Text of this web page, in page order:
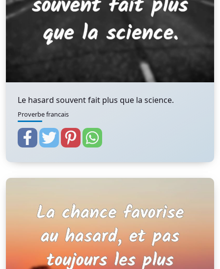
Le hasard souvent fait plus que la science.
Proverbe francais